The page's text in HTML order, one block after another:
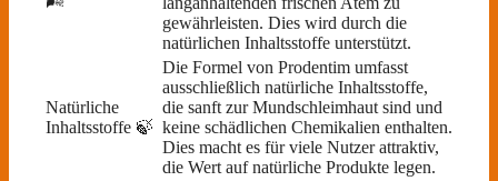
gewährleisten. Dies wird durch die
natürlichen Inhaltsstoffe unterstützt.
Natürliche
Inhaltsstoffe 🍃
Die Formel von Prodentim umfasst
ausschließlich natürliche Inhaltsstoffe,
die sanft zur Mundschleimhaut sind und
keine schädlichen Chemikalien enthalten.
Dies macht es für viele Nutzer attraktiv,
die Wert auf natürliche Produkte legen.